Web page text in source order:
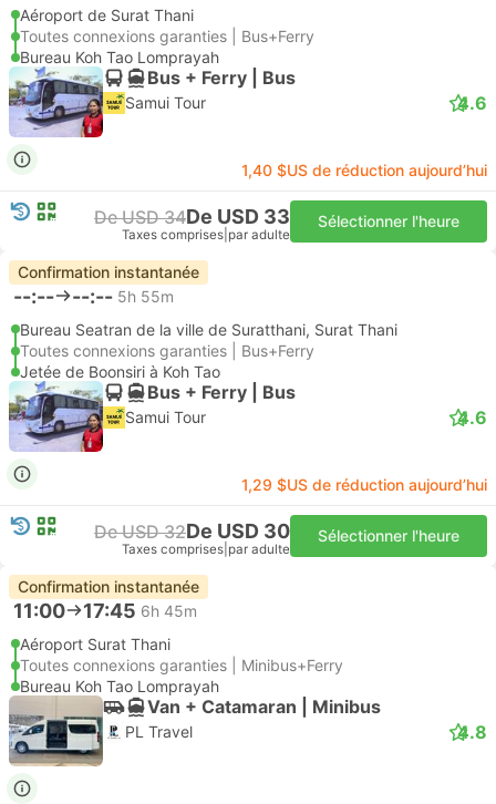
Aéroport de Surat Thani
Toutes connexions garanties | Bus+Ferry
Bureau Koh Tao Lomprayah
Bus + Ferry | Bus
Samui Tour 4.6
1,40 $US de réduction aujourd’hui
De USD 34De USD 33
Taxes comprises par adulte
Sélectionner l'heure
Confirmation instantanée
--:-- --:-- 5h 55m
Bureau Seatran de la ville de Suratthani, Surat Thani
Toutes connexions garanties | Bus+Ferry
Jetée de Boonsiri à Koh Tao
Bus + Ferry | Bus
Samui Tour 4.6
1,29 $US de réduction aujourd’hui
De USD 32De USD 30
Taxes comprises par adulte
Sélectionner l'heure
Confirmation instantanée
11:00 17:45 6h 45m
Aéroport Surat Thani
Toutes connexions garanties | Minibus+Ferry
Bureau Koh Tao Lomprayah
Van + Catamaran | Minibus
PL Travel 4.8